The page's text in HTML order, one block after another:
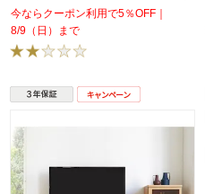
今ならクーポン利用で5％OFF｜
8/9（日）まで